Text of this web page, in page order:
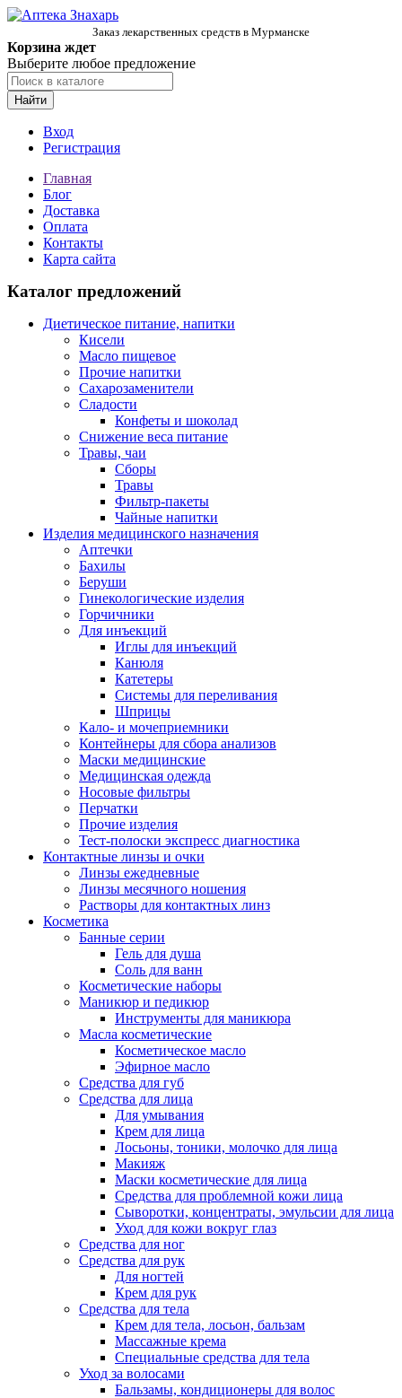
Заказ лекарственных средств в Мурманске
Корзина ждет
Выберите любое предложение
Найти
Вход
Регистрация
Главная
Блог
Доставка
Оплата
Контакты
Карта сайта
Каталог предложений
Диетическое питание, напитки
Кисели
Масло пищевое
Прочие напитки
Сахарозаменители
Сладости
Конфеты и шоколад
Снижение веса питание
Травы, чаи
Сборы
Травы
Фильтр-пакеты
Чайные напитки
Изделия медицинского назначения
Аптечки
Бахилы
Беруши
Гинекологические изделия
Горчичники
Для инъекций
Иглы для инъекций
Канюля
Катетеры
Системы для переливания
Шприцы
Кало- и мочеприемники
Контейнеры для сбора анализов
Маски медицинские
Медицинская одежда
Носовые фильтры
Перчатки
Прочие изделия
Тест-полоски экспресс диагностика
Контактные линзы и очки
Линзы ежедневные
Линзы месячного ношения
Растворы для контактных линз
Косметика
Банные серии
Гель для душа
Соль для ванн
Косметические наборы
Маникюр и педикюр
Инструменты для маникюра
Масла косметические
Косметическое масло
Эфирное масло
Средства для губ
Средства для лица
Для умывания
Крем для лица
Лосьоны, тоники, молочко для лица
Макияж
Маски косметические для лица
Средства для проблемной кожи лица
Сыворотки, концентраты, эмульсии для лица
Уход для кожи вокруг глаз
Средства для ног
Средства для рук
Для ногтей
Крем для рук
Средства для тела
Крем для тела, лосьон, бальзам
Массажные крема
Специальные средства для тела
Уход за волосами
Бальзамы, кондиционеры для волос